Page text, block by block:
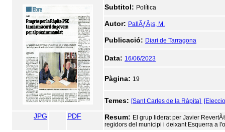
Subtitol: Política
Autor: PallÃƒÂ¡s, M.
Publicació: Diari de Tarragona
Data: 16/06/2023
Pàgina: 19
Temes: [Sant Carles de la Ràpita]
JPG PDF Resum: El grup liderat per Javier
regidors del municipi i deixant Esquerra a